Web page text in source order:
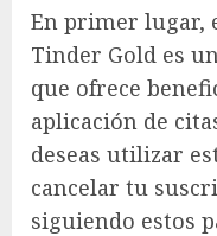
En primer lugar,
Tinder Gold es
que ofrece
aplicación de
deseas utilizar
cancelar tu
siguiendo estos